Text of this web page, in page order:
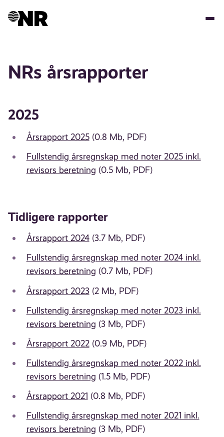
NRs årsrapporter
2025
Årsrapport 2025(0.8 Mb, PDF)
Fullstendig årsregnskap med noter 2025 inkl.
revisors beretning (0.5 Mb, PDF)
Tidligere rapporter
Årsrapport 2024(3.7 Mb, PDF)
Fullstendig årsregnskap med noter 2024 inkl.
revisors beretning (0.7 Mb, PDF)
Årsrapport 2023(2 Mb, PDF)
Fullstendig årsregnskap med noter 2023 inkl.
revisors beretning (3 Mb, PDF)
Årsrapport 2022(0.9 Mb, PDF)
Fullstendig årsregnskap med noter 2022 inkl.
revisors beretning (1.5 Mb, PDF)
Årsrapport 2021 (0.8 Mb, PDF)
Fullstendig årsregnskap med noter 2021 inkl.
revisors beretning (3 Mb, PDF)